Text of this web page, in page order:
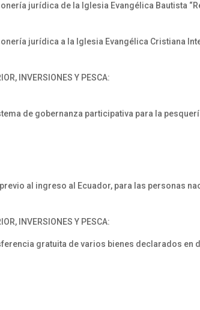
jurídica de la Iglesia Evangélica Bautista
jurídica a la Iglesia Evangélica Cristiana
INVERSIONES Y PESCA:
de gobernanza participativa para la
al ingreso al Ecuador, para las personas
INVERSIONES Y PESCA:
gratuita de varios bienes declarados